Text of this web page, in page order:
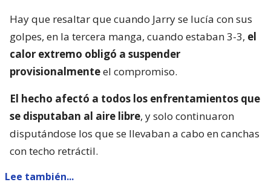
Hay que resaltar que cuando Jarry se lucía con sus
golpes, en la tercera manga, cuando estaban 3-3, el
calor extremo obligó a suspender
provisionalmenteel compromiso.
El hecho afectó a todos los enfrentamientos que
se disputaban al aire libre, y solo continuaron
disputándose los que se llevaban a cabo en canchas
con techo retráctil.
Lee también...